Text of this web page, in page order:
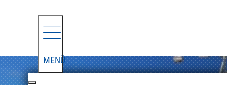
MENÜ